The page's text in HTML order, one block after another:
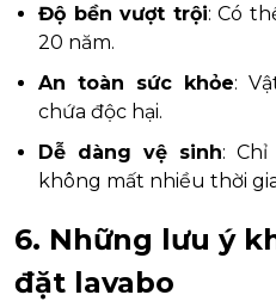
Độ bền vượt trội: Có
20 năm.
An toàn sức khỏe:
chứa độc hại.
Dễ dàng vệ sinh:
không mất nhiều thời
6. Những lưu ý
đặt lavabo